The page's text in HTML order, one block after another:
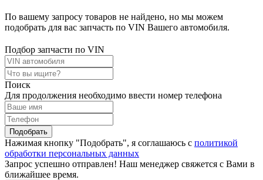
По вашему запросу товаров не найдено, но мы можем
подобрать для вас запчасть по VIN Вашего автомобиля.
Подбор запчасти по VIN
Поиск
Для продолжения необходимо ввести номер телефона
Подобрать
Нажимая кнопку "Подобрать", я соглашаюсь с политикой
обработки персональных данных
Запрос успешно отправлен! Наш менеджер свяжется с Вами в
ближайшее время.